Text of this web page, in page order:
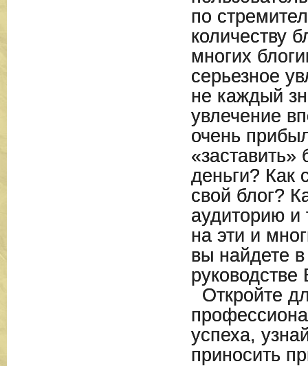
по
количеству
многих
серьезное
не каждый
увлечение
очень
«заставить»
деньги? Как
свой блог?
аудиторию и
на эти и
вы найдете
руководстве
Откройте
успеха,
приносить